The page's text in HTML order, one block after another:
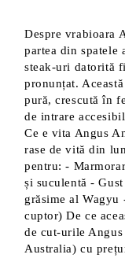
Despre vrabioara
partea din
steak-uri datorită
pronunțat.
pură, crescută în
de intrare
Ce e vita Angus
rase de vită din
pentru: -
și suculentă -
grăsime al
cuptor) De ce
de cut-urile
Australia) cu